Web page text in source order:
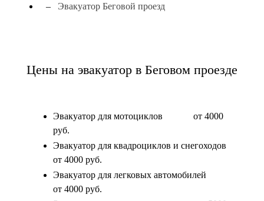
Эвакуатор Беговой проезд
Цены на эвакуатор в Беговом проезде
Эвакуатор для мотоциклов
от 4000
руб.
Эвакуатор для квадроциклов и снегоходов
от 4000 руб.
Эвакуатор для легковых автомобилей
от 4000 руб.